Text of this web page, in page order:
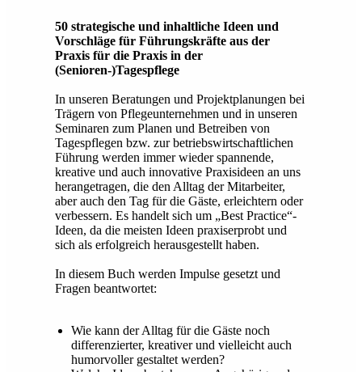
50 strategische und inhaltliche Ideen und
Vorschläge für Führungskräfte aus der
Praxis für die Praxis in der
(Senioren-)Tagespflege
In unseren Beratungen und Projektplanungen bei
Trägern von Pflegeunternehmen und in unseren
Seminaren zum Planen und Betreiben von
Tagespflegen bzw. zur betriebswirtschaftlichen
Führung werden immer wieder spannende,
kreative und auch innovative Praxisideen an uns
herangetragen, die den Alltag der Mitarbeiter,
aber auch den Tag für die Gäste, erleichtern oder
verbessern. Es handelt sich um „Best Practice“-
Ideen, da die meisten Ideen praxiserprobt und
sich als erfolgreich herausgestellt haben.
In diesem Buch werden Impulse gesetzt und
Fragen beantwortet:
Wie kann der Alltag für die Gäste noch
differenzierter, kreativer und vielleicht auch
humorvoller gestaltet werden?